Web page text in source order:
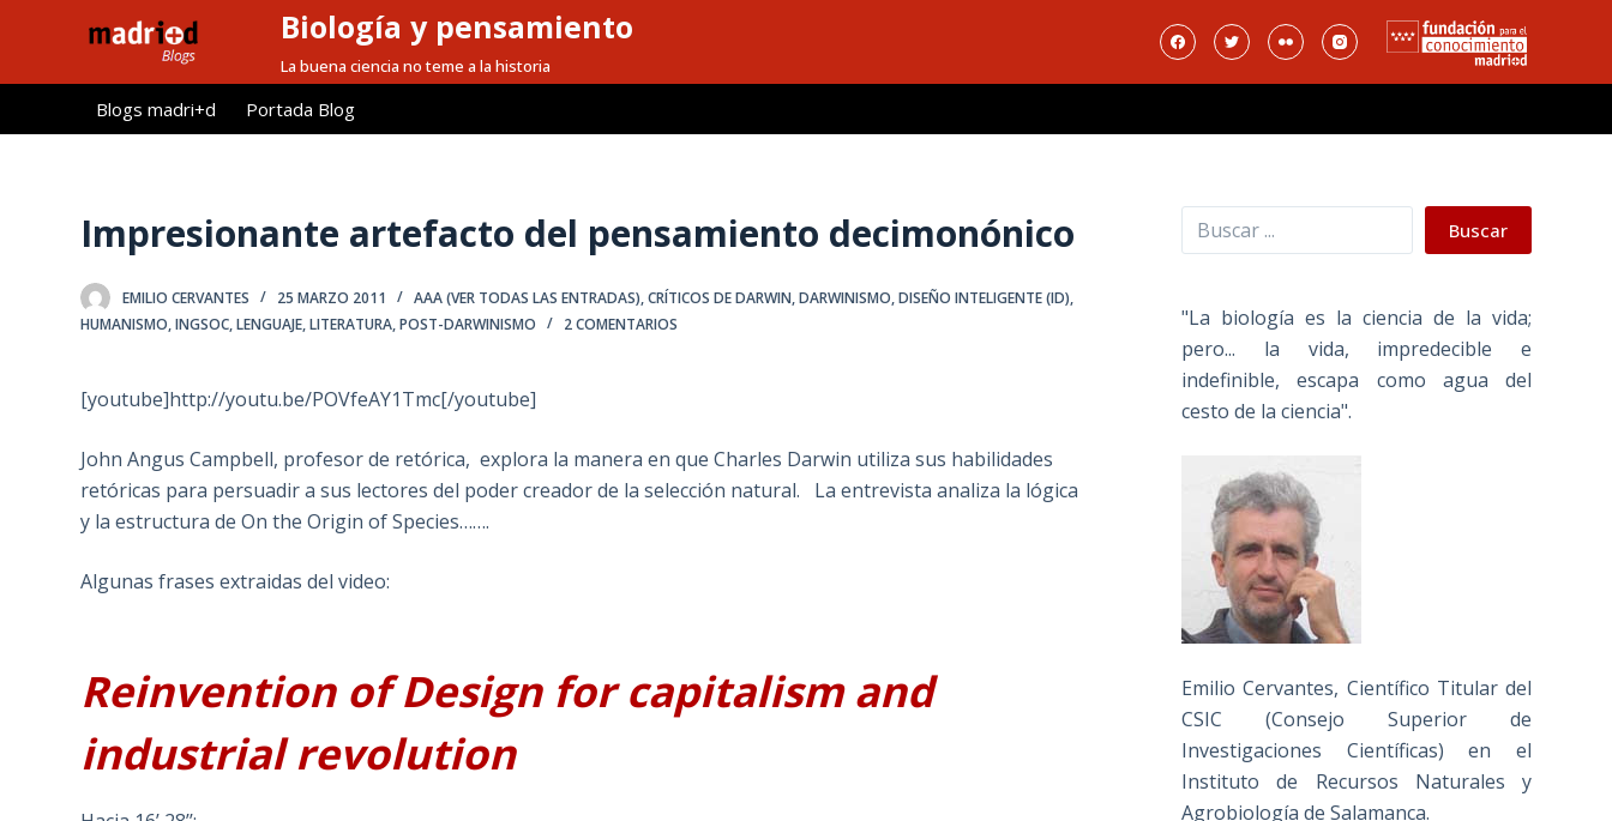
l
Biología y pensamiento
La buena ciencia no teme a la historia
Blogs madri+d Portada Blog
Impresionante artefacto del pensamiento decimonónico
EMILIO CERVANTES 25 MARZO 2011 AAA (VER TODAS LAS ENTRADAS),CRÍTICOS DE DARWIN,DARWINISMO,DISEÑO INTELIGENTE (ID),
HUMANISMO,INGSOC,LENGUAJE,LITERATURA,POST-DARWINISMO 2 COMENTARIOS
[youtube]http://youtu.be/POVfeAY1Tmc[/youtube]
John Angus Campbell, profesor de retórica, explora la manera en que Charles Darwin utiliza sus habilidades
retóricas para persuadir a sus lectores del poder creador de la selección natural. La entrevista analiza la lógica
y la estructura de On the Origin of Species…….
Algunas frases extraidas del video:
Reinvention of Design for capitalism and
industrial revolution
Buscar Buscar
"La biología es la ciencia de la vida;
pero... la vida, impredecible e
indefinible, escapa como agua del
cesto de la ciencia".
Emilio Cervantes, Científico Titular del
CSIC (Consejo Superior de
Investigaciones Científicas) en el
Instituto de Recursos Naturales y
Agrobiología de Salamanca.